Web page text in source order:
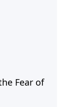
Fear of